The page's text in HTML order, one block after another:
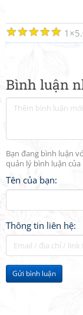
Bình luận
Bạn đang bình luận
quản lý bình luận của
Tên của bạn:
Thông tin liên hệ:
Gửi bình luận
☆
☆
☆
☆
☆ 1